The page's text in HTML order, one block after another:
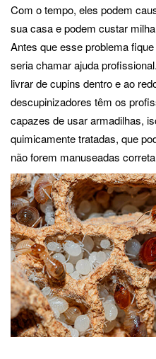
Com o tempo, eles podem
sua casa e podem custar
Antes que esse problema
seria chamar ajuda
livrar de cupins dentro e ao
descupinizadores têm os
capazes de usar armadilhas,
quimicamente tratadas, que
não forem manuseadas